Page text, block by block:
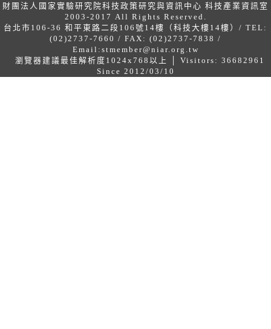
財團法人國家實驗研究院科技政策研究與資訊中心 科技產業資訊室
2003-2017 All Rights Reserved.
台北市106-36 和平東路二段106號14樓（科技大樓14樓）/ TEL:
(02)2737-7660 / FAX: (02)2737-7838 /
Email: stmember@niar.org.tw
瀏覽器建議最佳解析度1024x768以上 │ Visitors: 36682961
Since 2012/03/10